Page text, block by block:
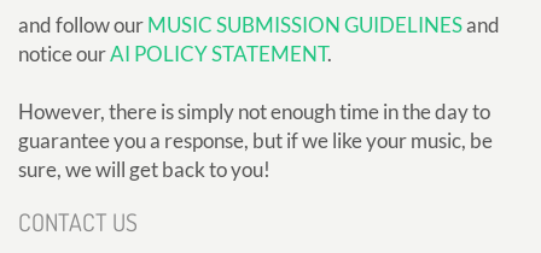
and follow ourMUSIC SUBMISSION GUIDELINESand
notice ourAI POLICY STATEMENT.
However, there is simply not enough time in the day to
guarantee you a response, but if we like your music, be
sure, we will get back to you!
CONTACT US